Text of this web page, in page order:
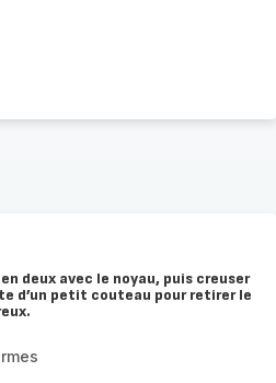
deux avec le noyau, puis creuser
d’un petit couteau pour retirer le